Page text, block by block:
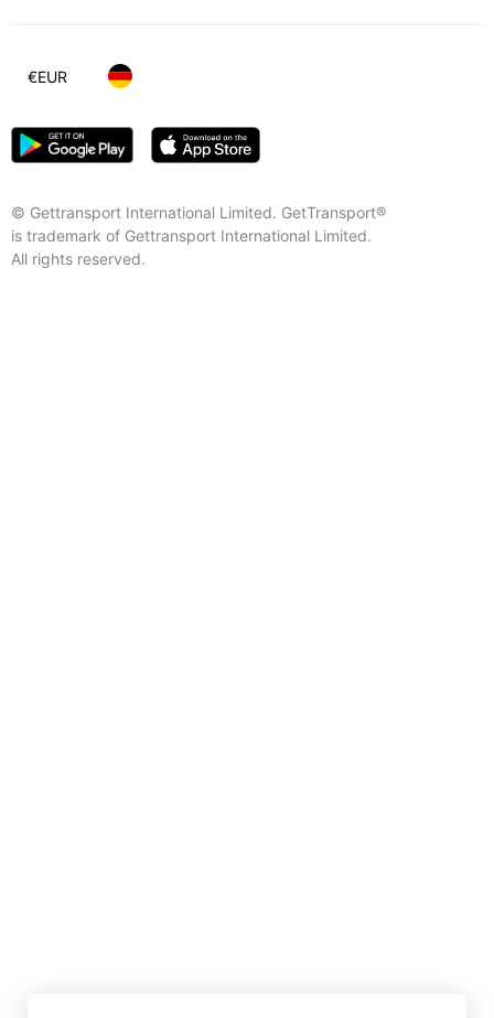
© Gettransport International Limited. GetTransport®
is trademark of Gettransport International Limited.
All rights reserved.
€EUR